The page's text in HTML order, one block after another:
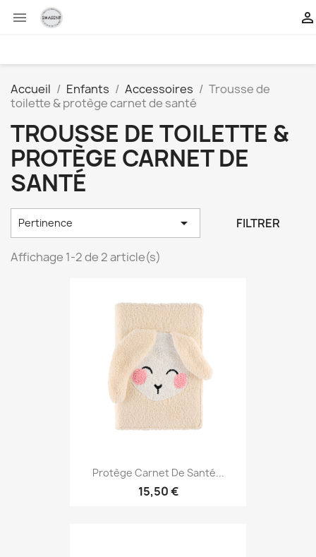
 
Accueil Enfants Accessoires
Trousse de
toilette & protège carnet de santé
TROUSSE DE TOILETTE &
PROTÈGE CARNET DE
SANTÉ
Pertinence  FILTRER
Affichage 1-2 de 2 article(s)
Protège Carnet De Santé...
15,50 €